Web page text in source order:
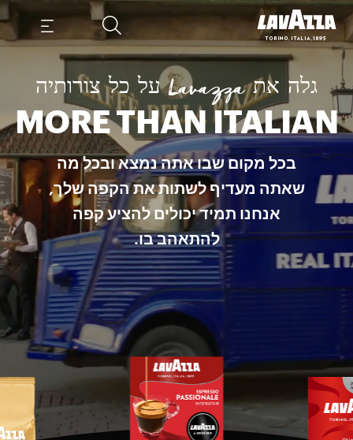
Passionale קפסולות בכל מקום שבו אתה נמצא ובכל מה שאתה מעדיף לשתות את הקפה שלך, אנחנו תמיד יכולים להציע קפה להתאהב בו. לגלות עוד
גלה את Lavazza על כל צורותיה
MORE THAN ITALIAN
בכל מקום שבו אתה נמצא ובכל מה
שאתה מעדיף לשתות את הקפה שלך,
אנחנו תמיד יכולים להציע קפה
להתאהב בו.